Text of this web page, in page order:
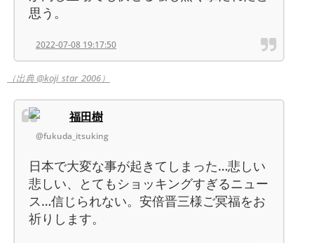
思う。
2022-07-08 19:17:50
（出典 @koji_star_2006）
福田樹
@fukuda_itsuking
日本で大変な事が起きてしまった…悲しい
悲しい、とてもショッキングすぎるニュー
ス…信じられない。安倍晋三様ご冥福をお
祈りします。